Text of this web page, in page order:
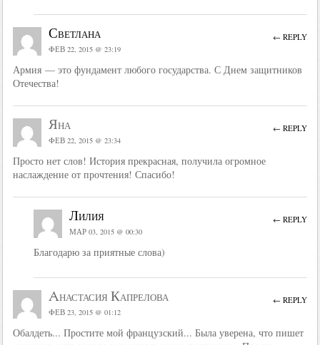
Светлана
ФЕВ 22, 2015 @ 23:19
Армия — это фундамент любого государства. С Днем защитников
Отечества!
← REPLY
Яна
ФЕВ 22, 2015 @ 23:34
Просто нет слов! История прекрасная, получила огромное
наслаждение от прочтения! Спасибо!
← REPLY
Лилия
МАР 03, 2015 @ 00:30
Благодарю за приятные слова)
← REPLY
Aнастасия Капрелова
ФЕВ 23, 2015 @ 01:12
Обалдеть... Простите мой французский... Была уверена, что пишет
← REPLY